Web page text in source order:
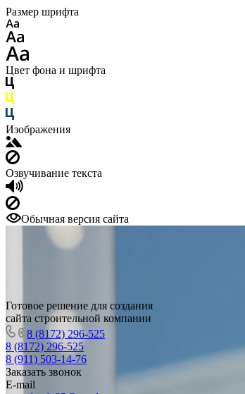
Размер шрифта
Цвет фона и шрифта
Изображения
Озвучивание текста
Обычная версия сайта
Готовое решение для создания
сайта строительной компании
8 (8172) 296-525
8 (8172) 296-525
8 (911) 503-14-76
Заказать звонок
E-mail